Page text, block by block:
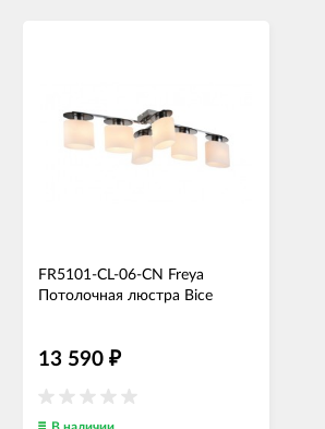
FR5101-CL-06-CN Freya
Потолочная люстра Bice
13 590 ₽